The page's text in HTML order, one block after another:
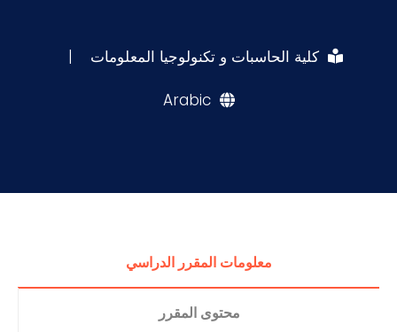
كلية الحاسبات و تكنولوجيا المعلومات |
Arabic
معلومات المقرر الدراسي
محتوى المقرر